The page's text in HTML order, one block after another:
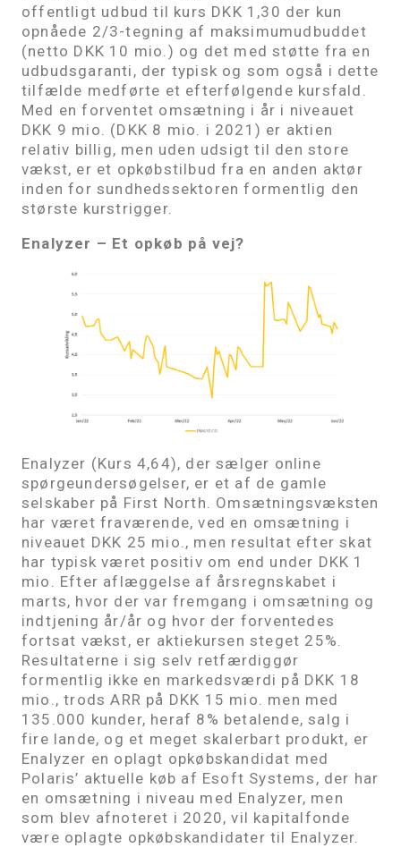
offentligt udbud til kurs DKK 1,30 der kun
opnåede 2/3-tegning af maksimumudbuddet
(netto DKK 10 mio.) og det med støtte fra en
udbudsgaranti, der typisk og som også i dette
tilfælde medførte et efterfølgende kursfald.
Med en forventet omsætning i år i niveauet
DKK 9 mio. (DKK 8 mio. i 2021) er aktien
relativ billig, men uden udsigt til den store
vækst, er et opkøbstilbud fra en anden aktør
inden for sundhedssektoren formentlig den
største kurstrigger.
Enalyzer – Et opkøb på vej?
Enalyzer (Kurs 4,64), der sælger online
spørgeundersøgelser, er et af de gamle
selskaber på First North. Omsætningsvæksten
har været fraværende, ved en omsætning i
niveauet DKK 25 mio., men resultat efter skat
har typisk været positiv om end under DKK 1
mio. Efter aflæggelse af årsregnskabet i
marts, hvor der var fremgang i omsætning og
indtjening år/år og hvor der forventedes
fortsat vækst, er aktiekursen steget 25%.
Resultaterne i sig selv retfærdiggør
formentlig ikke en markedsværdi på DKK 18
mio., trods ARR på DKK 15 mio. men med
135.000 kunder, heraf 8% betalende, salg i
fire lande, og et meget skalerbart produkt, er
Enalyzer en oplagt opkøbskandidat med
Polaris’ aktuelle køb af Esoft Systems, der har
en omsætning i niveau med Enalyzer, men
som blev afnoteret i 2020, vil kapitalfonde
være oplagte opkøbskandidater til Enalyzer.